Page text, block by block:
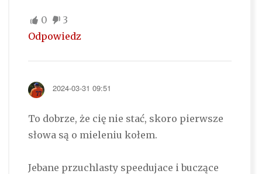
0
3
Odpowiedz
2024-03-31 09:51
To dobrze, że cię nie stać, skoro pierwsze
słowa są o mieleniu kołem.
Jebane przuchlasty speedujace i buczące